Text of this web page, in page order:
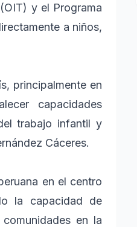
y el Programa
a niños,
principalmente en
capacidades
trabajo infantil y
Cáceres.
en el centro
la capacidad de
en la